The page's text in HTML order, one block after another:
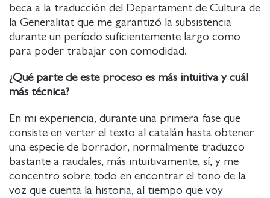
beca a la traducción del Departament de Cultura de
la Generalitat que me garantizó la subsistencia
durante un período suficientemente largo como
para poder trabajar con comodidad.
¿Qué parte de este proceso es más intuitiva y cuál
más técnica?
En mi experiencia, durante una primera fase que
consiste en verter el texto al catalán hasta obtener
una especie de borrador, normalmente traduzco
bastante a raudales, más intuitivamente, sí, y me
concentro sobre todo en encontrar el tono de la
voz que cuenta la historia, al tiempo que voy